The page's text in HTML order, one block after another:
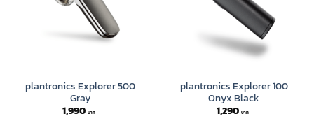
plantronics Explorer 500
Gray
1,990
plantronics Explorer 100
Onyx Black
1,290